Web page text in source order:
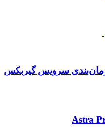
زمان‌بندی سرویس گیربکس